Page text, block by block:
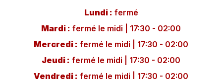
Lundi: fermé
Mardi : fermé le midi
17:30 - 02:00
Mercredi : fermé le midi
17:30 - 02:00
Jeudi : fermé le midi
17:30 - 02:00
Vendredi : fermé le midi
17:30 - 02:00